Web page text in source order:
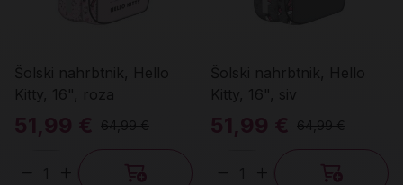
Šolski nahrbtnik, Hello
Kitty, 16", roza
51,99 € 64,99 €
Šolski nahrbtnik, Hello
Kitty, 16", siv
51,99 € 64,99 €